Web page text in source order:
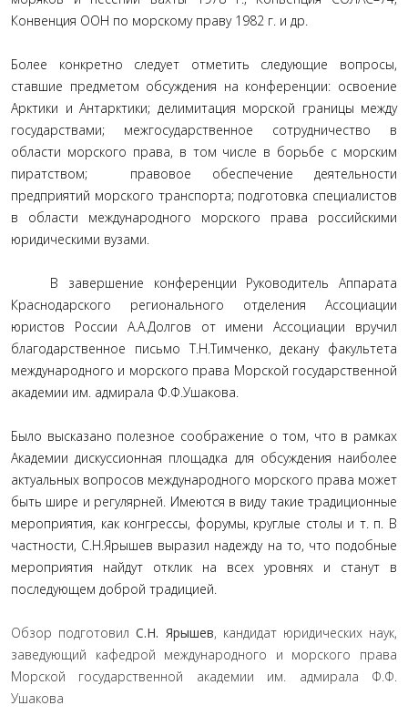
Конвенция ООН по морскому праву 1982 г. и др.
Более конкретно следует отметить следующие вопросы,
ставшие предметом обсуждения на конференции: освоение
Арктики и Антарктики; делимитация морской границы между
государствами; межгосударственное сотрудничество в
области морского права, в том числе в борьбе с морским
пиратством; правовое обеспечение деятельности
предприятий морского транспорта; подготовка специалистов
в области международного морского права российскими
юридическими вузами.
В завершение конференции Руководитель Аппарата
Краснодарского регионального отделения Ассоциации
юристов России А.А.Долгов от имени Ассоциации вручил
благодарственное письмо Т.Н.Тимченко, декану факультета
международного и морского права Морской государственной
академии им. адмирала Ф.Ф.Ушакова.
Было высказано полезное соображение о том, что в рамках
Академии дискуссионная площадка для обсуждения наиболее
актуальных вопросов международного морского права может
быть шире и регулярней. Имеются в виду такие традиционные
мероприятия, как конгрессы, форумы, круглые столы и т. п. В
частности, С.Н.Ярышев выразил надежду на то, что подобные
мероприятия найдут отклик на всех уровнях и станут в
последующем доброй традицией.
Обзор подготовилС.Н. Ярышев, кандидат юридических наук,
заведующий кафедрой международного и морского права
Морской государственной академии им. адмирала Ф.Ф.
Ушакова